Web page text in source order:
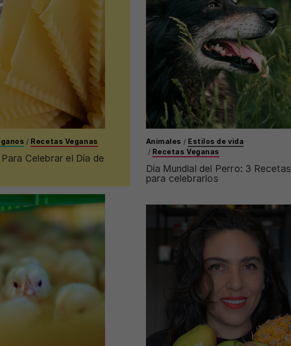
/ Recetas Veganas
Celebrar el Día de
Animales / Estilos de vida
/ Recetas Veganas
Día Mundial del Perro: 3 Recetas
para celebrarlos